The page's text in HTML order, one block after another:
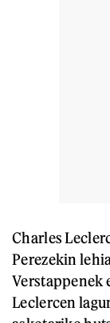
Charles
Perezekin
Verstappenek
Leclercen